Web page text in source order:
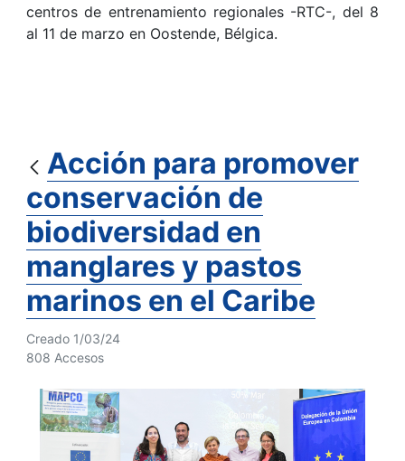
centros de entrenamiento regionales -RTC-, del 8
al 11 de marzo en Oostende, Bélgica.
Acción para promover
conservación de
biodiversidad en
manglares y pastos
marinos en el Caribe
Creado 1/03/24
808 Accesos